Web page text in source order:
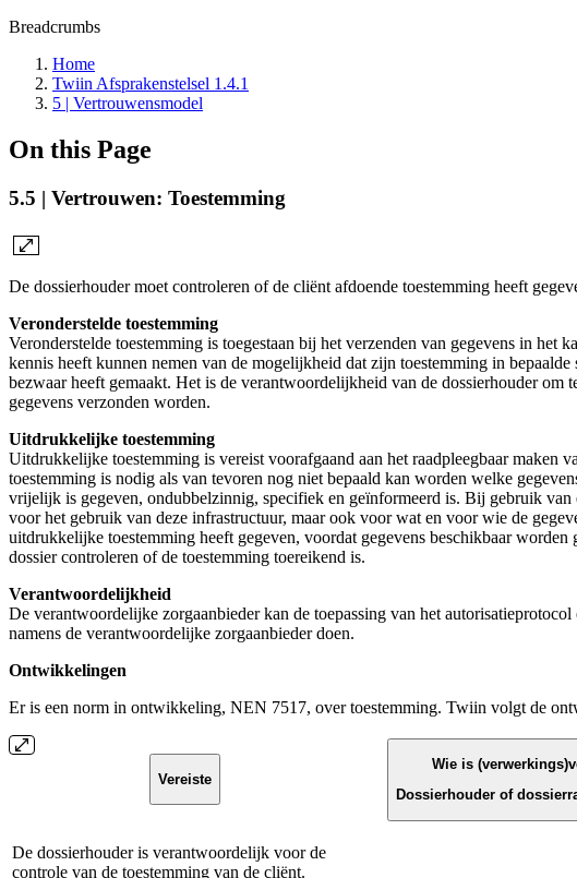
Breadcrumbs
Home
Twiin Afsprakenstelsel 1.4.1
5 | Vertrouwensmodel
On this Page
5.5 | Vertrouwen: Toestemming
De dossierhouder moet controleren of de cliënt afdoende toestemming heeft
Veronderstelde toestemming
Veronderstelde toestemming is toegestaan bij het verzenden van gegevens in het
kennis heeft kunnen nemen van de mogelijkheid dat zijn toestemming in
bezwaar heeft gemaakt. Het is de verantwoordelijkheid van de dossierhouder
gegevens verzonden worden.
Uitdrukkelijke toestemming
Uitdrukkelijke toestemming is vereist voorafgaand aan het raadpleegbaar
toestemming is nodig als van tevoren nog niet bepaald kan worden welke
vrijelijk is gegeven, ondubbelzinnig, specifiek en geïnformeerd is. Bij gebruik
voor het gebruik van deze infrastructuur, maar ook voor wat en voor wie de
uitdrukkelijke toestemming heeft gegeven, voordat gegevens beschikbaar
dossier controleren of de toestemming toereikend is.
Verantwoordelijkheid
De verantwoordelijke zorgaanbieder kan de toepassing van het
namens de verantwoordelijke zorgaanbieder doen.
Ontwikkelingen
Er is een norm in ontwikkeling, NEN 7517, over toestemming. Twiin volgt de
Vereiste
Wie is
Dossierhouder of
De dossierhouder is verantwoordelijk voor de
controle van de toestemming van de cliënt.